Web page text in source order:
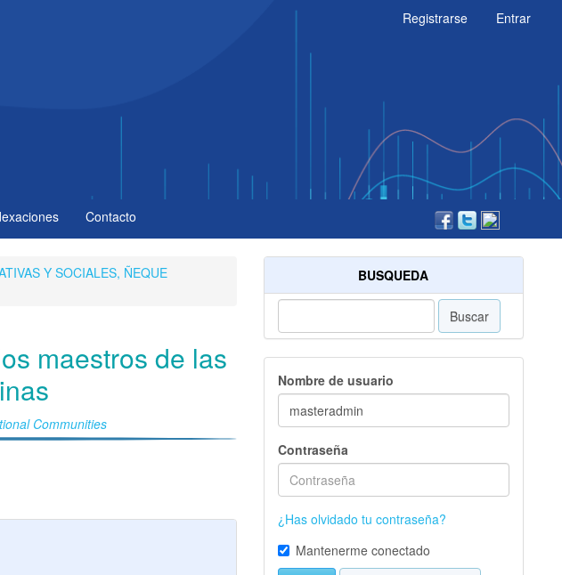
Registrarse Entrar
Contacto
Y SOCIALES, ÑEQUE
maestros de las
Communities
BUSQUEDA
Buscar
Nombre de usuario
Contraseña
¿Has olvidado tu contraseña?
Mantenerme conectado